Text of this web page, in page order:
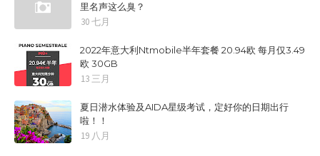
里名声这么臭？
30 七月
2022年意大利Ntmobile半年套餐 20.94欧 每月仅3.49
欧 30GB
13 三月
夏日潜水体验及AIDA星级考试，定好你的日期出行
啦！！
19 八月